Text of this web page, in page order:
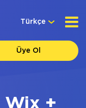
Türkçe
Üye Ol
Wix +